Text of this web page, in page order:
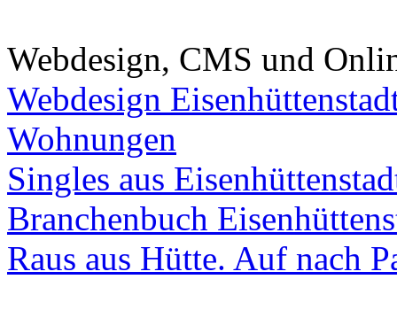
Webdesign, CMS und
Webdesign
Wohnungen
Singles aus
Branchenbuch
Raus aus Hütte. Auf nach